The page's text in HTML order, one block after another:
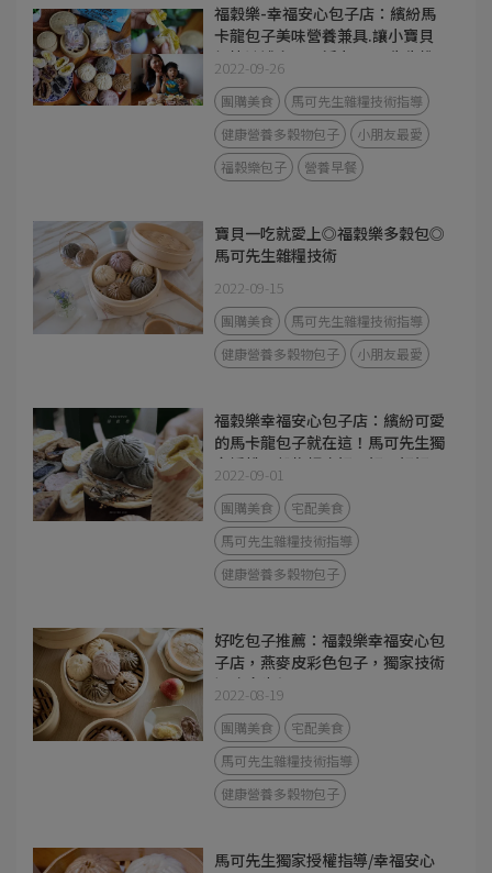
福穀樂-幸福安心包子店：繽紛馬
卡龍包子美味營養兼具.讓小寶貝
們快速補充早晨活力/馬可先生推
出全台宅配健康美食
2022-09-26
團購美食
馬可先生雜糧技術指導
健康營養多穀物包子
小朋友最愛
福穀樂包子
營養早餐
寶貝一吃就愛上◎福穀樂多穀包◎
馬可先生雜糧技術
2022-09-15
團購美食
馬可先生雜糧技術指導
健康營養多穀物包子
小朋友最愛
福穀樂幸福安心包子店：繽紛可愛
的馬卡龍包子就在這！馬可先生獨
家授權，穀物麵皮好Ｑ好彈好好
吃，內餡真材實料不甜膩，有營養
師把關的美味宅配包子～
2022-09-01
團購美食
宅配美食
馬可先生雜糧技術指導
健康營養多穀物包子
好吃包子推薦：福穀樂幸福安心包
子店，燕麥皮彩色包子，獨家技術
退冰吃也很Q
2022-08-19
團購美食
宅配美食
馬可先生雜糧技術指導
健康營養多穀物包子
馬可先生獨家授權指導/幸福安心